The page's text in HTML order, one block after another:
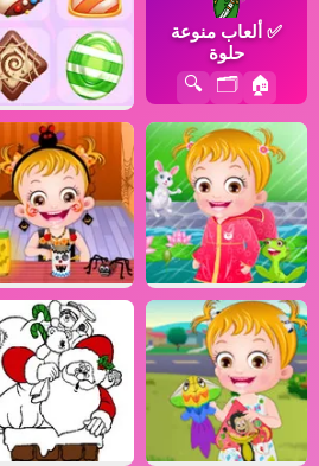
✅ ألعاب منوعة
حلوة
🏠
🗂️
🔍